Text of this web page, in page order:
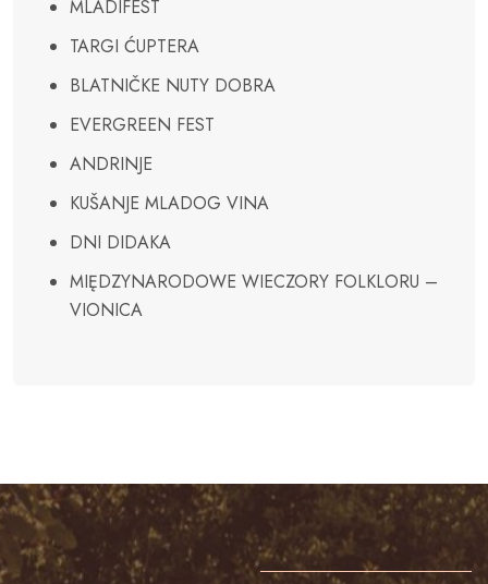
MLADIFEST
TARGI ĆUPTERA
BLATNIČKE NUTY DOBRA
EVERGREEN FEST
ANDRINJE
KUŠANJE MLADOG VINA
DNI DIDAKA
MIĘDZYNARODOWE WIECZORY FOLKLORU –
VIONICA